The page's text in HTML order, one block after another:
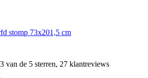
stomp 73x201,5 cm
van de 5 sterren, 27 klantreviews